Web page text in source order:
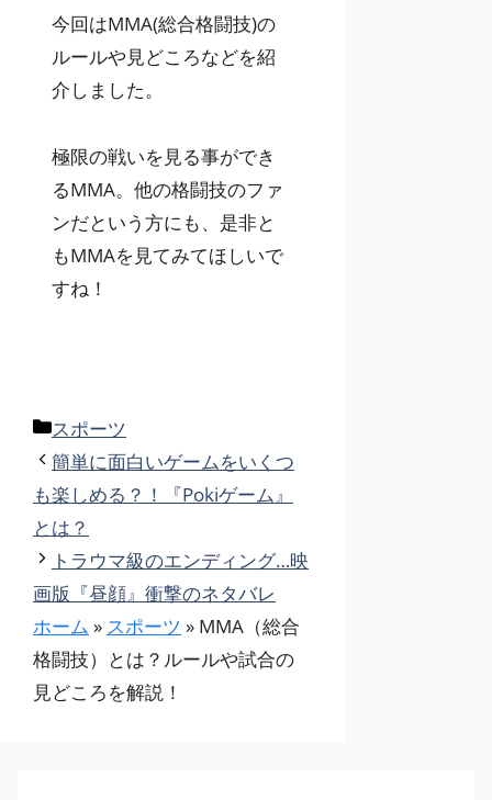
今回はMMA(総合格闘技)の
ルールや見どころなどを紹
介しました。
極限の戦いを見る事ができ
るMMA。他の格闘技のファ
ンだという方にも、是非と
もMMAを見てみてほしいで
すね！
カ
テ
ゴ
リ
ー
スポーツ
簡単に面白いゲームをいくつ
も楽しめる？！『Pokiゲーム』
とは？
トラウマ級のエンディング…映
画版『昼顔』衝撃のネタバレ
ホーム » スポーツ » MMA（総合
格闘技）とは？ルールや試合の
見どころを解説！